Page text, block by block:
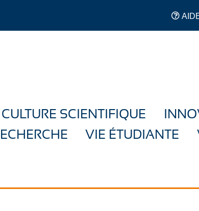
CULTURE SCIENTIFIQUE
VIE ÉTUDIANTE